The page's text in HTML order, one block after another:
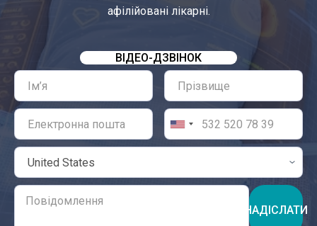
афілійовані лікарні.
ВІДЕО-ДЗВІНОК
НАДІСЛАТИ